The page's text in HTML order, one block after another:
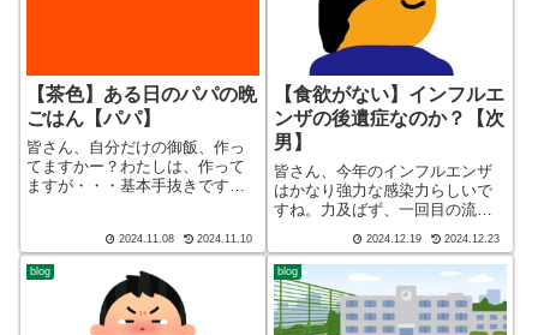
【茶色】ある日のパパの晩
ごはん【パパ】
皆さん、自分だけの御飯、作っ
てますかー？わたしは、作って
ますが・・・基本手抜きです皆
（blog short ver）こんばんわ、
迷答座布団ブログの運営をして
いるざぶ(@meitou_za...
2024.11.08 2024.11.10
【食欲がない】インフルエ
ンザの後遺症なのか？【次
男】
皆さん、今年のインフルエンザ
はかなり強力な感染力らしいで
すね。力及ばず、一回目の流行
症は如何なものでしょうか？皆
さん、子育てしてますかー！ブ
ログ ショート バージョン
（blog short ver）こんばんわ、
迷...
2024.12.19 2024.12.23
blog blog